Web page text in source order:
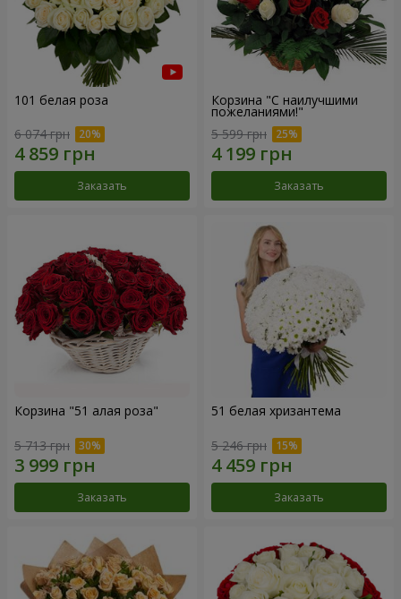
101 белая роза
6 074 грн
Заказать
Корзина "С наилучшими
пожеланиями!"
5 599 грн
Заказать
Корзина "51 алая роза"
5 713 грн
Заказать
51 белая хризантема
5 246 грн
Заказать